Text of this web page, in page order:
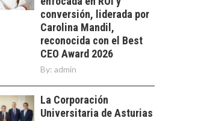
ALTERNATIVAS MÁS
ALLÁ DEL CRÉDITO
BANCARIO
Financiamiento para
pymes en Chile:
trascienden el
crédito…
EL CRECIMIENTO DE
LOS SERVICIOS
DIGITALES
EXPORTADOS DESDE
conversión, liderada por
Carolina Mandil,
reconocida con el Best
CEO Award 2026
By: admin
La Corporación
Universitaria de Asturias